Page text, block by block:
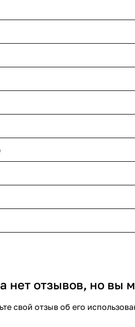
нет отзывов, но вы
свой отзыв об его